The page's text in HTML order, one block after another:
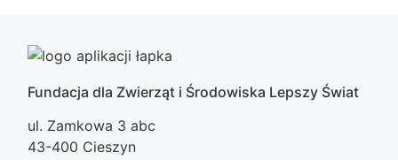
Fundacja dla Zwierząt i Środowiska Lepszy Świat
ul. Zamkowa 3 abc
43-400 Cieszyn